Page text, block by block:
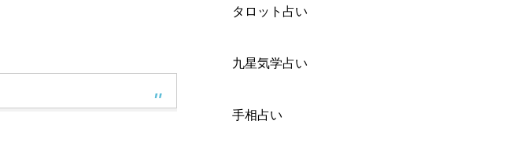
タロット占い
九星気学占い
手相占い